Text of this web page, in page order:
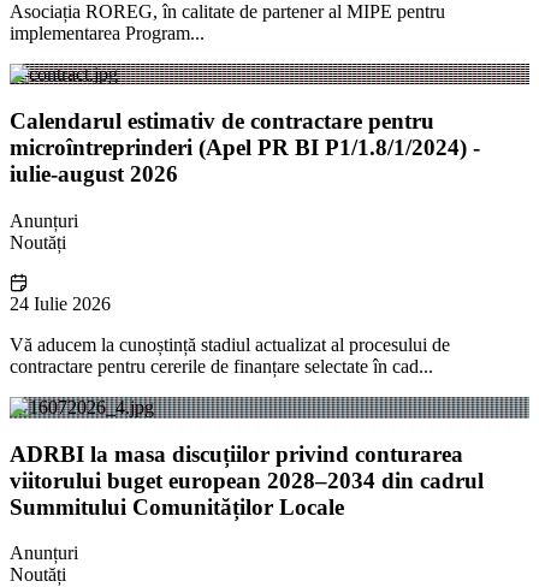
Asociația ROREG, în calitate de partener al MIPE pentru
implementarea Program...
Calendarul estimativ de contractare pentru
microîntreprinderi (Apel PR BI P1/1.8/1/2024) -
iulie-august 2026
Anunțuri
Noutăți
24 Iulie 2026
Vă aducem la cunoștință stadiul actualizat al procesului de
contractare pentru cererile de finanțare selectate în cad...
ADRBI la masa discuțiilor privind conturarea
viitorului buget european 2028–2034 din cadrul
Summitului Comunităților Locale
Anunțuri
Noutăți